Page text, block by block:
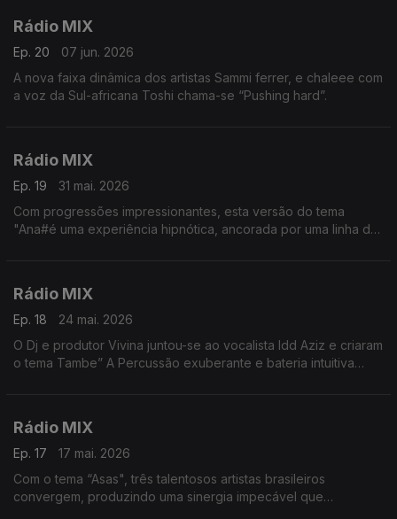
Rádio MIX
Ep. 20
07 jun. 2026
A nova faixa dinâmica dos artistas Sammi ferrer, e chaleee com
a voz da Sul-africana Toshi chama-se “Pushing hard”.
Rádio MIX
Ep. 19
31 mai. 2026
Com progressões impressionantes, esta versão do tema
"Ana#é uma experiência hipnótica, ancorada por uma linha de
Rádio MIX
Ep. 18
24 mai. 2026
O Dj e produtor Vivina juntou-se ao vocalista Idd Aziz e criaram
o tema Tambe” A Percussão exuberante e bateria intuitiva
Rádio MIX
Ep. 17
17 mai. 2026
Com o tema “Asas", três talentosos artistas brasileiros
convergem, produzindo uma sinergia impecável que